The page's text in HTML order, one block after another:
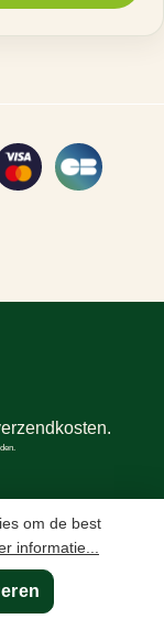
.
om de best
informatie...